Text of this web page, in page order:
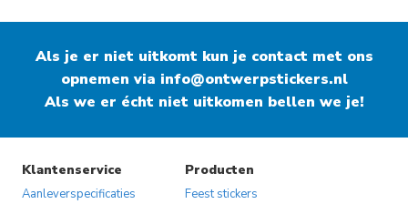
Als je er niet uitkomt kun je contact met ons
opnemen via info@ontwerpstickers.nl
Als we er écht niet uitkomen bellen we je!
Klantenservice
Aanleverspecificaties
Producten
Feest stickers